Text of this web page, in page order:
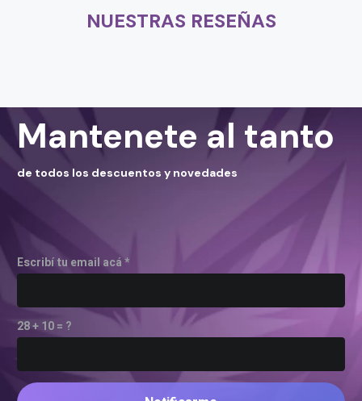
NUESTRAS RESEÑAS
Mantenete al tanto
de todos los descuentos y novedades
Escribí tu email acá *
28 + 10 = ?